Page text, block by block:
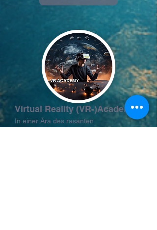
Virtual Reality (VR-)Academy
In einer Ära des rasanten